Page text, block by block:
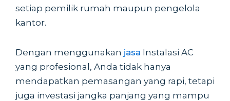
setiap pemilik rumah maupun pengelola
kantor.
Dengan menggunakan jasa Instalasi AC
yang profesional, Anda tidak hanya
mendapatkan pemasangan yang rapi, tetapi
juga investasi jangka panjang yang mampu